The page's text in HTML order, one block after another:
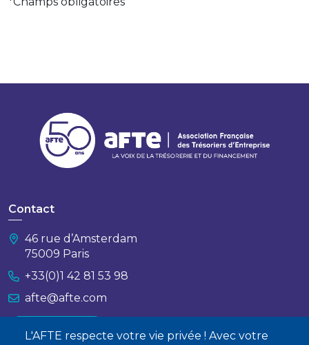
L'AFTE respecte votre vie privée ! Avec votre
Contact
46 rue d’Amsterdam
75009 Paris
+33(0)1 42 81 53 98
afte@afte.com